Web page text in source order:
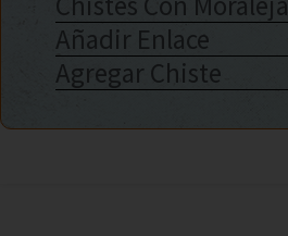
Añadir Enlace
Agregar Chiste